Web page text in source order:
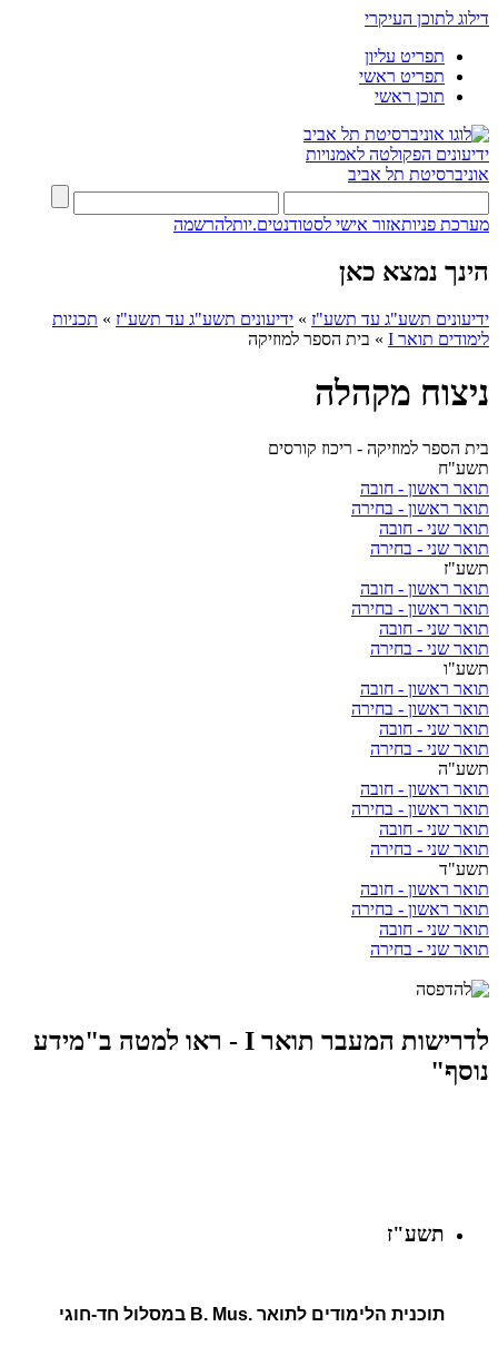
דילוג לתוכן העיקרי
תפריט עליון
תפריט ראשי
תוכן ראשי
ידיעונים הפקולטה לאמנויות
אוניברסיטת תל אביב
מערכת פניותאזור אישי לסטודנטים.יותלהרשמה
הינך נמצא כאן
ידיעונים תשע"ג עד תשע"ז » ידיעונים תשע"ג עד תשע"ז » תכניות
לימודים תואר I
» בית הספר למוזיקה
ניצוח מקהלה
בית הספר למוזיקה - ריכוז קורסים
תשע"ח
תואר ראשון - חובה
תואר ראשון - בחירה
תואר שני - חובה
תואר שני - בחירה
תשע"ז
תואר ראשון - חובה
תואר ראשון - בחירה
תואר שני - חובה
תואר שני - בחירה
תשע"ו
תואר ראשון - חובה
תואר ראשון - בחירה
תואר שני - חובה
תואר שני - בחירה
תשע"ה
תואר ראשון - חובה
תואר ראשון - בחירה
תואר שני - חובה
תואר שני - בחירה
תשע"ד
תואר ראשון - חובה
תואר ראשון - בחירה
תואר שני - חובה
תואר שני - בחירה
לדרישות המעבר תואר I - ראו למטה ב"מידע
נוסף"
תשע"ז
תוכנית הלימודים לתואר .B. Mus במסלול חד-חוגי